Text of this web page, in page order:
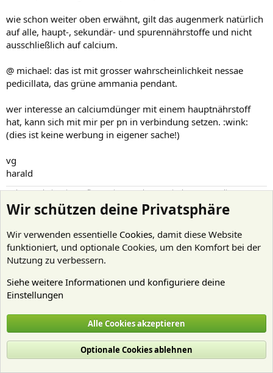
wie schon weiter oben erwähnt, gilt das augenmerk natürlich
auf alle, haupt-, sekundär- und spurennährstoffe und nicht
ausschließlich auf calcium.
@ michael: das ist mit grosser wahrscheinlichkeit nessae
pedicillata, das grüne ammania pendant.
wer interesse an calciumdünger mit einem hauptnährstoff
hat, kann sich mit mir per pn in verbindung setzen. :wink:
(dies ist keine werbung in eigener sache!)
vg
harald
Es können bei meinen Pflanzen immer Algen, Steinchen, Wasserlinsen,
Schnecken etc. dabei sein, da ich nicht jedes Blatt zu 100% kontrolliere.
Pflanzen werden sortenweise ohne Bezeichnung in einem Plastikbeutel
1150 Liter Beleuchtung T8 (8x36W); Filter JBL 1901; 150x50x50cm 400 Liter
Beleuchtung T5 (2x55W);Filter JBL 1501
VG
Harald
Du musst dich einloggen oder registrieren, um hier zu antworten.
Ähnliche Themen
Wir schützen deine Privatsphäre
Wir verwenden essentielle Cookies, damit diese Website
funktioniert, und optionale Cookies, um den Komfort bei der
Nutzung zu verbessern.
Siehe weitere Informationen und konfiguriere deine
Einstellungen
Alle Cookies akzeptieren
Optionale Cookies ablehnen